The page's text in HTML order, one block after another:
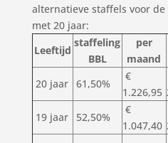
alternatieve staffels voor
met 20 jaar:
Leeftijd
staffeling
BBL
per
maand
20 jaar 61,50%
€
1.226,95
19 jaar
52,50%
€
1.047,40